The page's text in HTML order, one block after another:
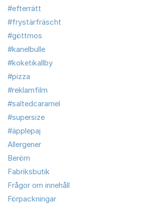
#efterrätt
#frystärfräscht
#göttmos
#kanelbulle
#koketikallby
#pizza
#reklamfilm
#saltedcaramel
#supersize
#äpplepaj
Allergener
Beröm
Fabriksbutik
Frågor om innehåll
Förpackningar